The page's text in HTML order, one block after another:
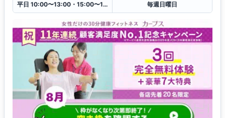
平日 10:00〜13:00・15:00〜19:00
毎週日曜日